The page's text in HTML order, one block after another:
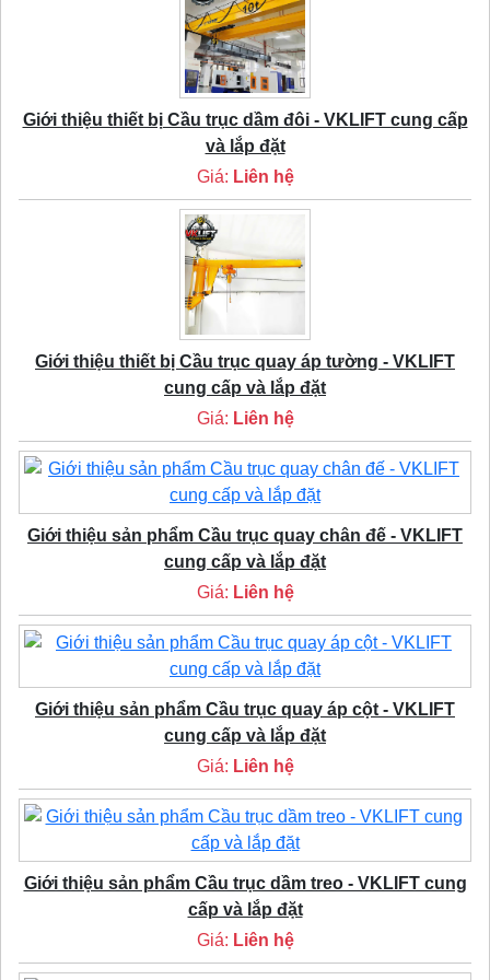
Giới thiệu thiết bị Cầu trục dầm đôi - VKLIFT cung cấp
và lắp đặt
Giá: Liên hệ
Giới thiệu thiết bị Cầu trục quay áp tường - VKLIFT
cung cấp và lắp đặt
Giá: Liên hệ
Giới thiệu sản phẩm Cầu trục quay chân đế - VKLIFT
cung cấp và lắp đặt
Giá: Liên hệ
Giới thiệu sản phẩm Cầu trục quay áp cột - VKLIFT
cung cấp và lắp đặt
Giá: Liên hệ
Giới thiệu sản phẩm Cầu trục dầm treo - VKLIFT cung
cấp và lắp đặt
Giá: Liên hệ